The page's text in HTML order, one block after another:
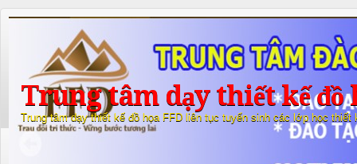
Trung tâm dạy thiết kế đồ
Trung tâm dạy thiết kế đồ họa FFD liên tục tuyển sinh các lớp học thiết